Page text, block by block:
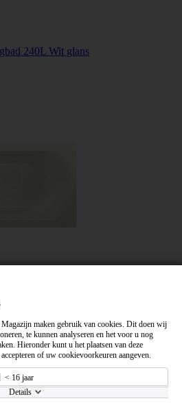
240L Wit glans
maken gebruik van cookies. Dit doen wij
te kunnen analyseren en het voor u nog
Hieronder kunt u het plaatsen van deze
of uw cookievoorkeuren aangeven.
< 16 jaar
Details